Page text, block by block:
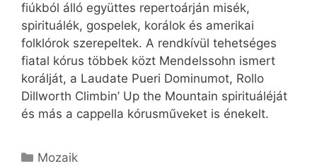
fiúkból álló együttes repertoárján misék,
spirituálék, gospelek, korálok és amerikai
folklórok szerepeltek. A rendkívül tehetséges
fiatal kórus többek közt Mendelssohn ismert
korálját, a Laudate Pueri Dominumot, Rollo
Dillworth Climbin’ Up the Mountain spirituáléját
és más a cappella kórusműveket is énekelt.
Kategória
Mozaik